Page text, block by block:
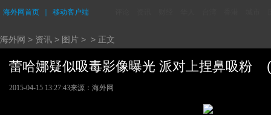
海外网首页 移动客户端
海外网 > 资讯 > 图片 > > 正文
蕾哈娜疑似吸毒影像曝光 派对上捏鼻吸粉
2015-04-15 13:27:43来源：海外网